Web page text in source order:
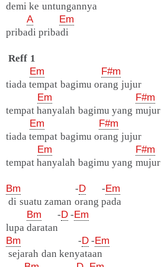
demi ke untungannya
A
Em
pribadi pribadi
Reff 1
Em
F#m
tiada tempat bagimu orang jujur
Em
F#m
tempat hanyalah bagimu yang mujur
Em
F#m
tiada tempat bagimu orang jujur
Em
F#m
tempat hanyalah bagimu yang mujur
Bm -D -Em
di suatu zaman orang pada
Bm -D-Em
lupa daratan
Bm -D-Em
sejarah dan kenyataan